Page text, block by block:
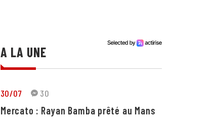
A LA UNE
30/07 30
Mercato : Rayan Bamba prêté au Mans